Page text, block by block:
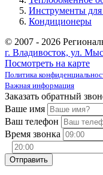
Инструменты для
Кондиционеры
© 2007 - 2026
г. Владивосток, ул.
Посмотреть на карте
Политика
Важная информация
Заказать обратный
Ваше имя
Ваш телефон
Время звонка